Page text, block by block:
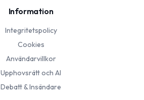
Information
Integritetspolicy
Cookies
Användarvillkor
Upphovsrätt och AI
Debatt & Insändare